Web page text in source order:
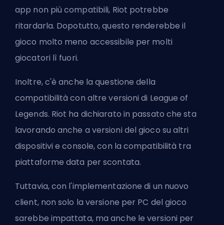
app non più compatibili, Riot potrebbe
ritardarla. Dopotutto, questo renderebbe il
gioco molto meno accessibile per molti
giocatori lì fuori.
Inoltre, c'è anche la questione della
compatibilità con altre versioni di League of
Legends. Riot ha dichiarato in passato che sta
lavorando anche a versioni del gioco su altri
dispositivi e console, con la compatibilità tra
piattaforme data per scontata.
Tuttavia, con l'implementazione di un nuovo
client, non solo la versione per PC del gioco
sarebbe impattata, ma anche le versioni per